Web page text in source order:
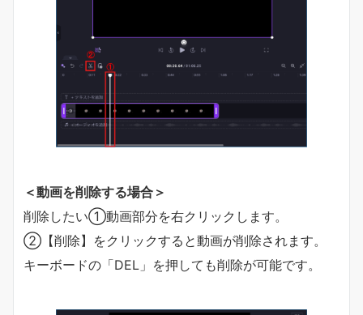
＜動画を削除する場合＞
削除したい①動画部分を右クリックします。
②【削除】をクリックすると動画が削除されます。
キーボードの「DEL」を押しても削除が可能です。